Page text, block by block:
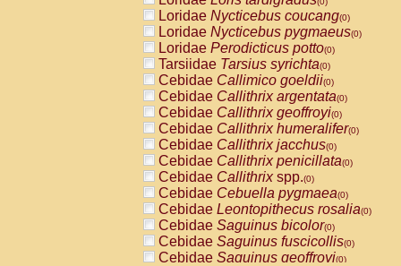
AtelidaeLagothrix lagothricha cana
PitheciidaeCacajao calvus
PitheciidaeCallicebus cupreus
PitheciidaeCallicebus donacophilus
PitheciidaeCallicebus moloch
PitheciidaeCallicebus torquatus
PitheciidaeCallicebusspp.(0)
PitheciidaeChiropotes satanas(0)
PitheciidaePithecia monachus
PitheciidaePithecia pithecia(0)
CercopithecidaeCercocebus agilis
CercopithecidaeCercocebus
CercopithecidaeCercocebus
CercopithecidaeCercocebus
CercopithecidaeCercocebus
CercopithecidaeCercocebushybrid
Loridae Nycticebus coucang(0)
Loridae Nycticebus pygmaeus(0)
Loridae Perodicticus potto(0)
Tarsiidae Tarsius syrichta(0)
Cebidae Callimico goeldii(0)
Cebidae Callithrix argentata(0)
Cebidae Callithrix geoffroyi(0)
Cebidae Callithrix humeralifer(0)
Cebidae Callithrix jacchus(0)
Cebidae Callithrix penicillata(0)
Cebidae Callithrixspp.(0)
Cebidae Cebuella pygmaea(0)
Cebidae Leontopithecus rosalia(0)
Cebidae Saguinus bicolor(0)
Cebidae Saguinus fuscicollis(0)
Cebidae Saguinus geoffroyi(0)